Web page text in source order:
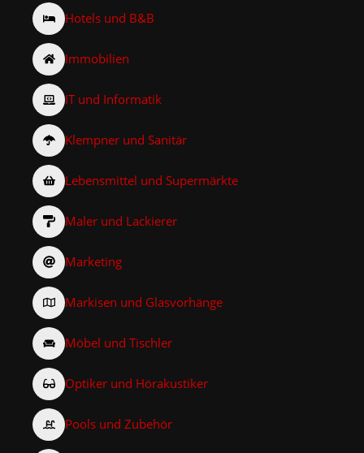
Hotels und B&B
Immobilien
IT und Informatik
Klempner und Sanitär
Lebensmittel und Supermärkte
Maler und Lackierer
Marketing
Markisen und Glasvorhänge
Möbel und Tischler
Optiker und Hörakustiker
Pools und Zubehör